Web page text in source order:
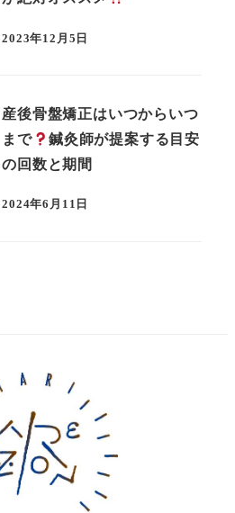
2023年12月5日
産後骨盤矯正はいつからいつ
まで
鍼灸師が提案する目安
の回数と期間
2024年6月11日